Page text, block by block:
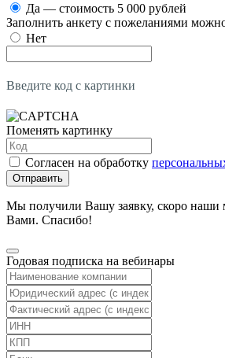
Да — стоимость 5 000 рублей
Заполнить анкету с пожеланиями
Нет
Введите код с картинки
Поменять картинку
Согласен на обработку
Отправить
Мы получили Вашу заявку, скоро наши
Вами. Спасибо!
Годовая подписка на вебинары